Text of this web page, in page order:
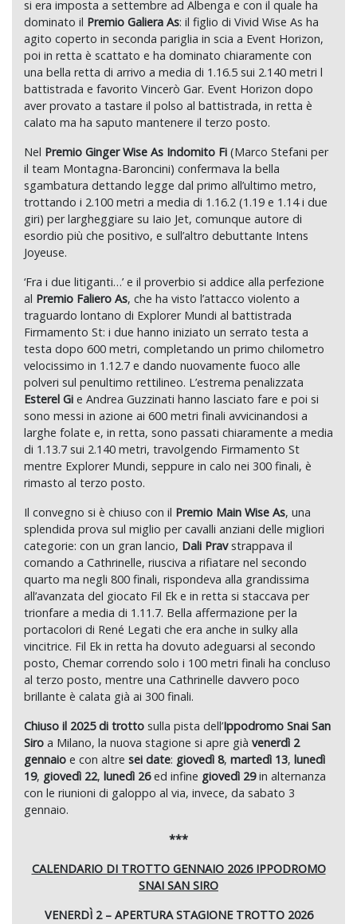
si era imposta a settembre ad Albenga e con il quale ha
dominato il Premio Galiera As: il figlio di Vivid Wise As ha
agito coperto in seconda pariglia in scia a Event Horizon,
poi in retta è scattato e ha dominato chiaramente con
una bella retta di arrivo a media di 1.16.5 sui 2.140 metri l
battistrada e favorito Vincerò Gar. Event Horizon dopo
aver provato a tastare il polso al battistrada, in retta è
calato ma ha saputo mantenere il terzo posto.
Nel Premio Ginger Wise As Indomito Fi (Marco Stefani per
il team Montagna-Baroncini) confermava la bella
sgambatura dettando legge dal primo all’ultimo metro,
trottando i 2.100 metri a media di 1.16.2 (1.19 e 1.14 i due
giri) per largheggiare su Iaio Jet, comunque autore di
esordio più che positivo, e sull’altro debuttante Intens
Joyeuse.
‘Fra i due litiganti…’ e il proverbio si addice alla perfezione
al Premio Faliero As, che ha visto l’attacco violento a
traguardo lontano di Explorer Mundi al battistrada
Firmamento St: i due hanno iniziato un serrato testa a
testa dopo 600 metri, completando un primo chilometro
velocissimo in 1.12.7 e dando nuovamente fuoco alle
polveri sul penultimo rettilineo. L’estrema penalizzata
Esterel Gi e Andrea Guzzinati hanno lasciato fare e poi si
sono messi in azione ai 600 metri finali avvicinandosi a
larghe folate e, in retta, sono passati chiaramente a media
di 1.13.7 sui 2.140 metri, travolgendo Firmamento St
mentre Explorer Mundi, seppure in calo nei 300 finali, è
rimasto al terzo posto.
Il convegno si è chiuso con il Premio Main Wise As, una
splendida prova sul miglio per cavalli anziani delle migliori
categorie: con un gran lancio, Dali Pravstrappava il
comando a Cathrinelle, riusciva a rifiatare nel secondo
quarto ma negli 800 finali, rispondeva alla grandissima
all’avanzata del giocato Fil Ek e in retta si staccava per
trionfare a media di 1.11.7. Bella affermazione per la
portacolori di René Legati che era anche in sulky alla
vincitrice. Fil Ek in retta ha dovuto adeguarsi al secondo
posto, Chemar correndo solo i 100 metri finali ha concluso
al terzo posto, mentre una Cathrinelle davvero poco
brillante è calata già ai 300 finali.
Chiuso il 2025 di trotto sulla pista dell’Ippodromo Snai San
Siro a Milano, la nuova stagione si apre già venerdì 2
gennaio e con altre sei date: giovedì 8, martedì 13, lunedì
19, giovedì 22, lunedì 26ed infine giovedì 29in alternanza
con le riunioni di galoppo al via, invece, da sabato 3
gennaio.
***
CALENDARIO DI TROTTO GENNAIO 2026 IPPODROMO
SNAI SAN SIRO
VENERDÌ 2 – APERTURA STAGIONE TROTTO 2026